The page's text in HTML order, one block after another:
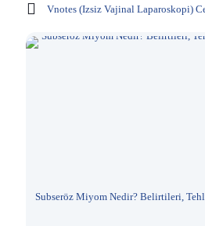
Vnotes (Izsiz Vajinal Laparoskopi)
Subseröz Miyom Nedir? Belirtileri,